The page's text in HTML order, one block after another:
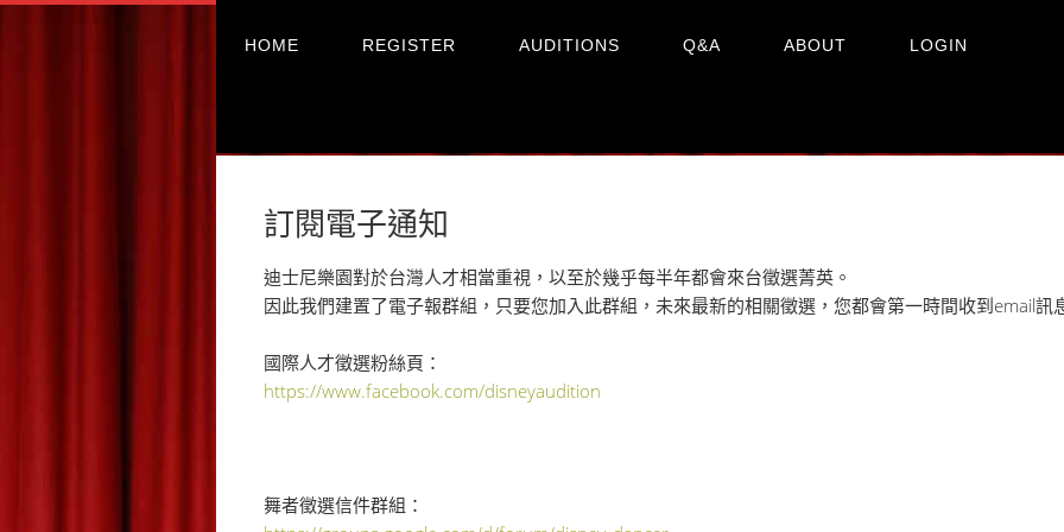
HOME REGISTER AUDITIONS Q&A ABOUT LOGIN
訂閱電子通知
迪士尼樂園對於台灣人才相當重視，以至於幾乎每半年都會來台徵選菁英。
因此我們建置了電子報群組，只要您加入此群組，未來最新的相關徵選，您都會第一時間收到email訊
國際人才徵選粉絲頁：
https://www.facebook.com/disneyaudition
舞者徵選信件群組：